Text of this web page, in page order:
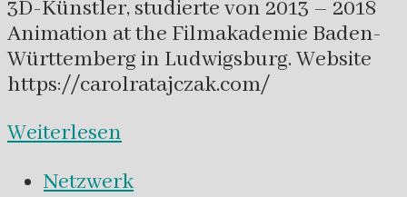
3D-Künstler, studierte von 2013 – 2018
Animation at the Filmakademie Baden-
Württemberg in Ludwigsburg. Website
https://carolratajczak.com/
Weiterlesen
Netzwerk